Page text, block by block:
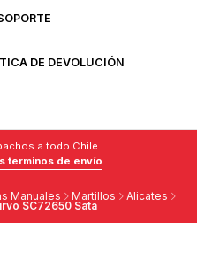
DE DEVOLUCIÓN
a todo Chile
terminos de envío
Manuales Martillos Alicates
SC72650 Sata